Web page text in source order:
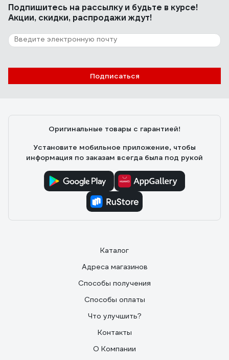
Подпишитесь на рассылкуи будьте в курсе!
Акции, скидки, распродажи ждут!
Подписаться
Оригинальные товары с гарантией!
Установите мобильное приложение, чтобы
информация по заказам всегда была под рукой
Каталог
Адреса магазинов
Способы получения
Способы оплаты
Что улучшить?
Контакты
О Компании